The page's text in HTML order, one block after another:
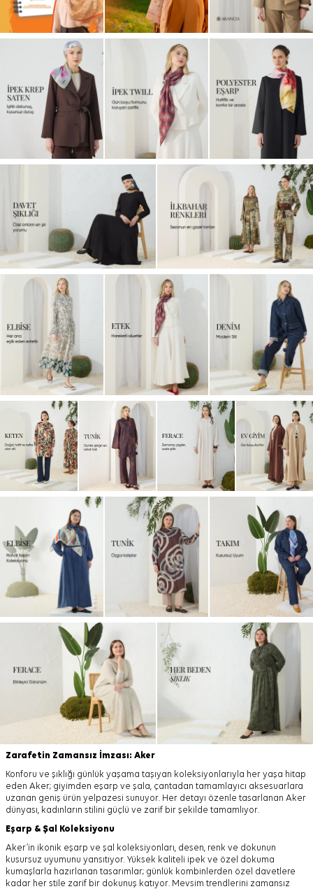
Zarafetin Zamansız İmzası: Aker
Konforu ve şıklığı günlük yaşama taşıyan koleksiyonlarıyla her yaşa hitap
eden Aker; giyimden eşarp ve şala, çantadan tamamlayıcı aksesuarlara
uzanan geniş ürün yelpazesi sunuyor. Her detayı özenle tasarlanan Aker
dünyası, kadınların stilini güçlü ve zarif bir şekilde tamamlıyor.
Eşarp & Şal Koleksiyonu
Aker’in ikonik eşarp ve şal koleksiyonları, desen, renk ve dokunun
kusursuz uyumunu yansıtıyor. Yüksek kaliteli ipek ve özel dokuma
kumaşlarla hazırlanan tasarımlar; günlük kombinlerden özel davetlere
kadar her stile zarif bir dokunuş katıyor. Mevsim trendlerini zamansız